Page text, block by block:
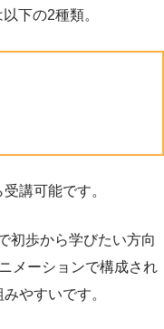
下の2種類。
講可能です。
初歩から学びたい方向
メーションで構成され
やすいです。